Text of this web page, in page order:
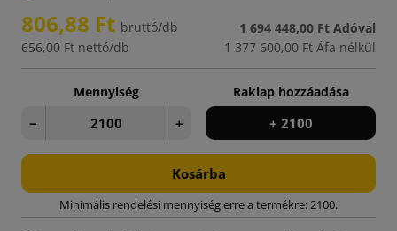
806,88 Ft bruttó/db
656,00 Ft nettó/db
1 694 448,00 Ft Adóval
1 377 600,00 Ft Áfa nélkül
Mennyiség
− +
Raklap hozzáadása
+ 2100
Kosárba
Minimális rendelési mennyiség erre a termékre: 2100.